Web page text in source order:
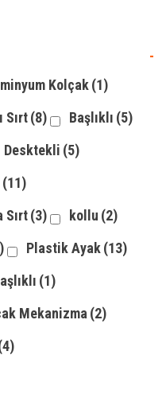
-
Kolçak(1)
Sırt(8) Başlıklı (5)
Desktekli (5)
(11)
Sırt(3) kollu (2)
Plastik Ayak(13)
(1)
Mekanizma (2)